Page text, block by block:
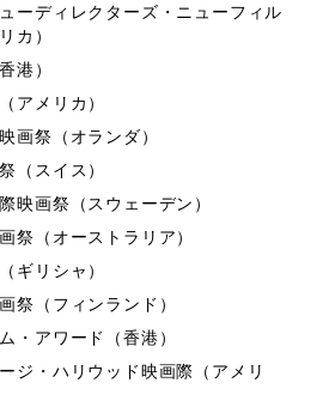
ーディレクターズ・ニューフィル
カ）
港）
アメリカ）
画祭（オランダ）
（スイス）
映画祭（スウェーデン）
祭（オーストラリア）
ギリシャ）
祭（フィンランド）
・アワード（香港）
ジ・ハリウッド映画際（アメリ